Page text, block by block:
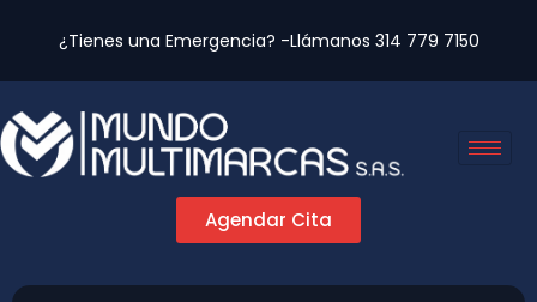
¿Tienes una Emergencia? -Llámanos 314 779 7150
Agendar Cita